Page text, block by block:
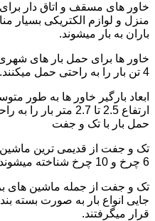
خاور های مسقف و اتاق دار
منزل و لوازم الکتریکی بسیار
باران به بار میشوند.
خاور ها برای حمل بار های
4 تن بار را به راحتی حمل میکنند.
ارتفاع 2.5 تا 2.7 متر بار را به راحتی میتوان روی آنها قرار داد.
حمل بار با تک و جفت
تک و جفت از قدیمی ترین ماشین
6 چرخ و 10 چرخ شناخته میشوند.
تک و جفت از جمله ماشین های
جایی انواع بار به صورت بسته
قرار میگرفتند.